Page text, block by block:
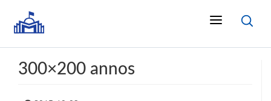
300×200 annos